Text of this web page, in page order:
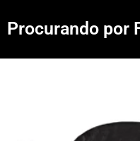
Procurando por